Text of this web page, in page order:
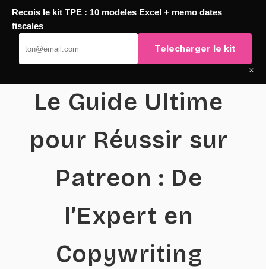
Passer
au
contenu
TaqTaq
Le Guide Ultime
pour Réussir sur
Patreon : De
l’Expert en
Copywriting
Recois le kit TPE : 10 modeles Excel + memo dates
fiscales
Telecharger le kit
×